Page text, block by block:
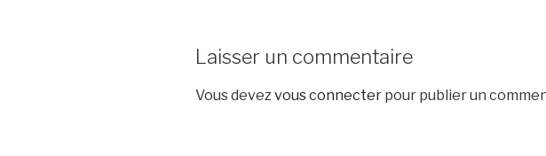
Laisser un commentaire
Vous devez vous connecter pour publier un